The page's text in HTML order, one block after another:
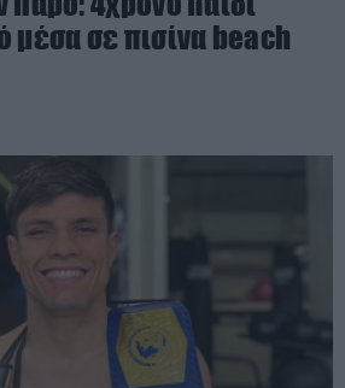
μέσα σε πισίνα beach